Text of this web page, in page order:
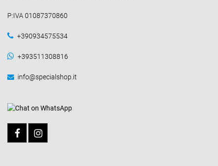
P:IVA 01087370860
+390934575534
+393511308816
info@specialshop.it